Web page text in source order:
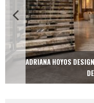
ADRIANA HOYOS